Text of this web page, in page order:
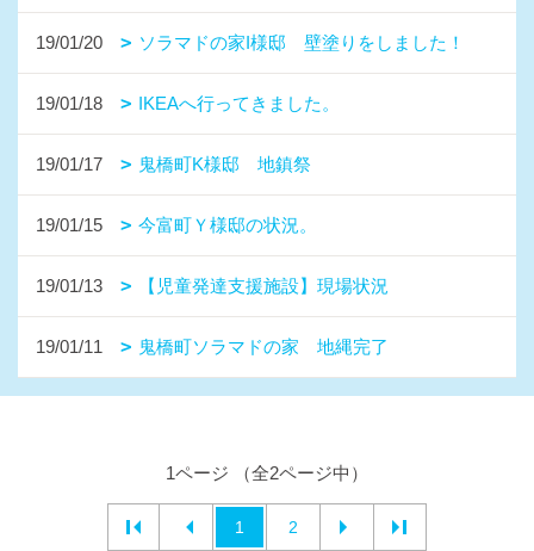
19/01/20 ソラマドの家I様邸 壁塗りをしました！
19/01/18 IKEAへ行ってきました。
19/01/17 鬼橋町K様邸 地鎮祭
19/01/15 今富町Ｙ様邸の状況。
19/01/13 【児童発達支援施設】現場状況
19/01/11 鬼橋町ソラマドの家 地縄完了
1ページ （全2ページ中）
1 2